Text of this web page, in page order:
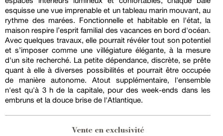
esquisse une vue imprenable et un tableau marin mouvant, au
rythme des marées. Fonctionnelle et habitable en l'état, la
maison respire l’esprit familial des vacances en bord d'océan.
Avec quelques travaux, elle pourrait révéler tout son potentiel
et s’imposer comme une villégiature élégante, à la mesure
d'un site recherché. La petite dépendance, discrète, se prête
quant à elle à diverses possibilités et pourrait être occupée
de manière autonome. Atout supplémentaire, l'ensemble
n'est qu'à 3 h de la capitale, pour des week-ends dans les
embruns et la douce brise de l'Atlantique.
Vente en exclusivité